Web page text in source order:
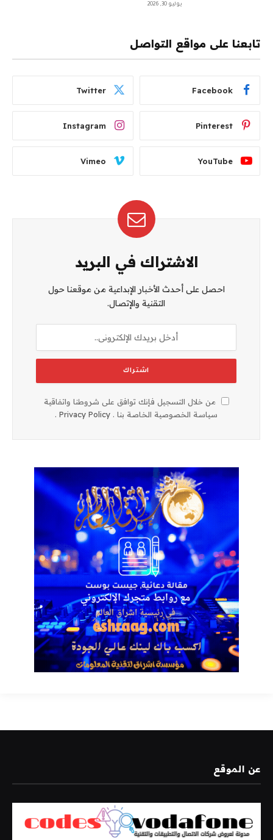
يوليو 30, 2026
تابعنا على مواقع التواصل
Facebook
Twitter
Pinterest
Instagram
YouTube
Vimeo
الاشتراك في البريد
احصل على أحدث الأخبار الإبداعية من موقعنا حول
التقنية والإتصال.
من خلال التسجيل فإنك توافق على شروطنا واتفاقية
سياسة الخصوصية الخاصة بنا . Privacy Policy
.
عن الموقع